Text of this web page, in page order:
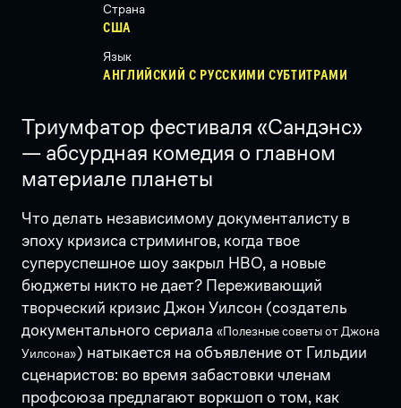
Страна
США
Язык
АНГЛИЙСКИЙ С РУССКИМИ СУБТИТРАМИ
Триумфатор фестиваля «Сандэнс»
— абсурдная комедия о главном
материале планеты
Что делать независимому документалисту в
эпоху кризиса стримингов, когда твое
суперуспешное шоу закрыл HBO, а новые
бюджеты никто не дает? Переживающий
творческий кризис Джон Уилсон (создатель
документального сериала «Полезные советы от Джона
Уилсона») натыкается на объявление от Гильдии
сценаристов: во время забастовки членам
профсоюза предлагают воркшоп о том, как